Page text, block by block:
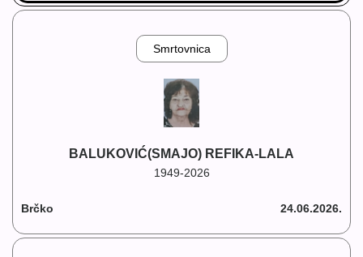
Smrtovnica
BALUKOVIĆ(SMAJO) REFIKA-LALA
1949-2026
Brčko 24.06.2026.